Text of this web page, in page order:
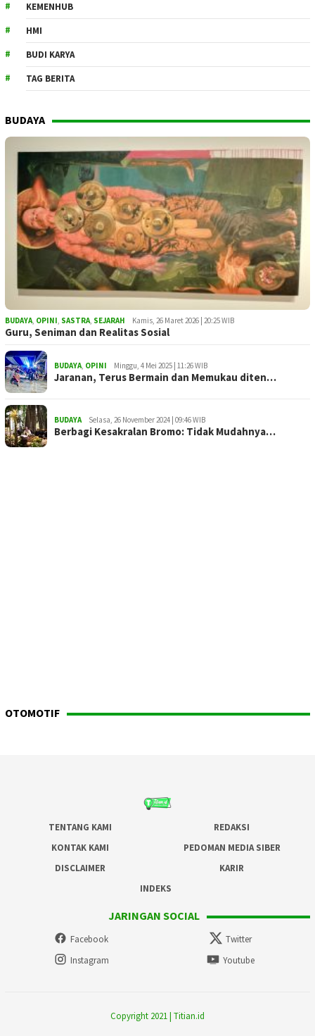
KEMENHUB
HMI
BUDI KARYA
TAG BERITA
BUDAYA
BUDAYA, OPINI, SASTRA, SEJARAH Kamis, 26 Maret 2026 | 20:25 WIB
Guru, Seniman dan Realitas Sosial
BUDAYA, OPINI Minggu, 4 Mei 2025 | 11:26 WIB
Jaranan, Terus Bermain dan Memukau diten…
BUDAYA Selasa, 26 November 2024 | 09:46 WIB
Berbagi Kesakralan Bromo: Tidak Mudahnya…
OTOMOTIF
TENTANG KAMI
REDAKSI
KONTAK KAMI
PEDOMAN MEDIA SIBER
DISCLAIMER
KARIR
INDEKS
JARINGAN SOCIAL
Facebook
Twitter
Instagram
Youtube
Copyright 2021 | Titian.id